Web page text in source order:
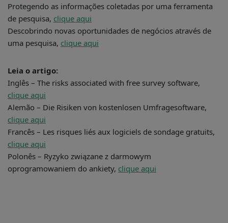
Protegendo as informações coletadas por uma ferramenta
de pesquisa, clique aqui
Descobrindo novas oportunidades de negócios através de
uma pesquisa, clique aqui
Leia o artigo:
Inglês – The risks associated with free survey software,
clique aqui
Alemão – Die Risiken von kostenlosen Umfragesoftware,
clique aqui
Francês – Les risques liés aux logiciels de sondage gratuits,
clique aqui
Polonês – Ryzyko związane z darmowym
oprogramowaniem do ankiety, clique aqui